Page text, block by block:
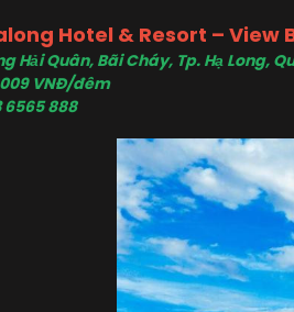
Hotel & Resort – View
Hải Quân, Bãi Cháy, Tp. Hạ Long,
VNĐ/đêm
6565 888